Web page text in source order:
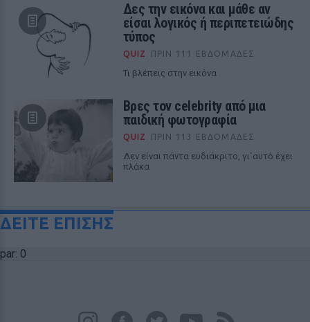
Δες την εικόνα και μάθε αν
είσαι λογικός ή περιπετειώδης
τύπος
QUIZ ΠΡΙΝ 111 ΕΒΔΟΜΆΔΕΣ
Τι βλέπεις στην εικόνα
Βρες τον celebrity από μια
παιδική φωτογραφία
QUIZ ΠΡΙΝ 113 ΕΒΔΟΜΆΔΕΣ
Δεν είναι πάντα ευδιάκριτο, γι`αυτό έχει
πλάκα
ΔΕΙΤΕ ΕΠΙΣΗΣ
par: 0